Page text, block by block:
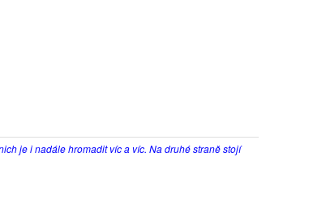
je i nadále hromadit víc a víc. Na druhé straně stojí